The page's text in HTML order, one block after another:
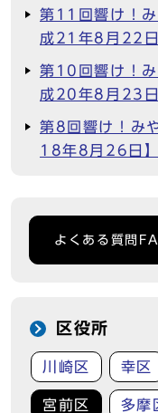
第11回響け！
成21年8月22日
第10回響け！
成20年8月23日
第8回響け！み
18年8月26日】
よくある質問
区役所
川崎区 幸区
宮前区 多摩